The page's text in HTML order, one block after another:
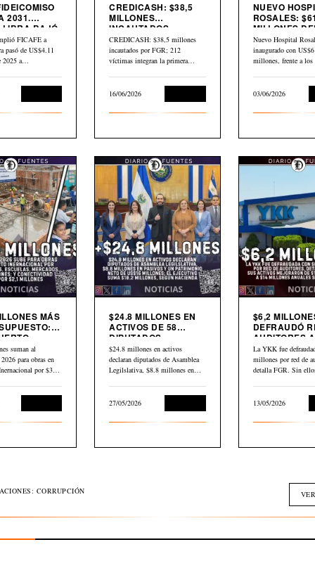
2031.
LIBRA BAJÓ
FICAFE a
pasó de US$4.11
2025 a…
CREDICASH: $38,5
MILLONES
INCAUTADOS.
INICIAN DEVOLUCIÓN
CREDICASH: $38,5 millones
incautados por FGR; 212
víctimas integran la primera
16/06/2026
NUEVO
ROSALES:
MILLONES
$80 MILLONES
BID
Nuevo Hospital
inaugurado con
millones, frente a los
03/06/2026
MÁS
Y
suman al
para obras en
por $30,2
$24.8 MILLONES EN
ACTIVOS DE 58
DIPUTADOS
DECLARADOS EN
HACIENDA
$24.8 millones en activos
declaran diputados de Asamblea
Legilslativa, $8.8 millones en
27/05/2026
$6,2
DEFRAUDÓ
AUDITORES
YKK
La YKK fue
millones por red de
detalla FGR. Sin
13/05/2026
CORRUPCIÓN